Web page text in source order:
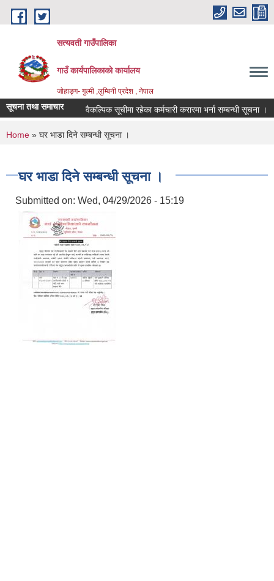
Skip to main content
सत्यवती गाउँपालिका
गाउँ कार्यपालिकाकाे कार्यालय
जाेहाङ्ग- गुल्मी ,लुम्बिनी प्रदेश , नेपाल
सूचना तथा समाचार वैकल्पिक सूचीमा रहेका कर्मचारी करारमा भर्ना सम्बन्धी सूचना ।
You are here
Home » घर भाडा दिने सम्बन्धी सूचना ।
घर भाडा दिने सम्बन्धी सूचना ।
Submitted on: Wed, 04/29/2026 - 15:19